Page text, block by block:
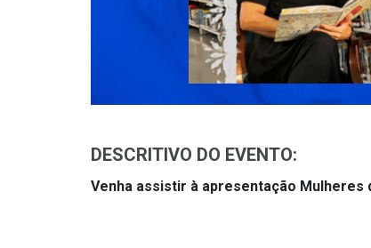
DESCRITIVO DO EVENTO:
Venha assistir à apresentação Mulheres